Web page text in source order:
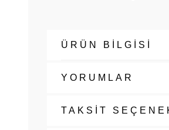
ÜRÜN BİLGİSİ
YORUMLAR
TAKSİT